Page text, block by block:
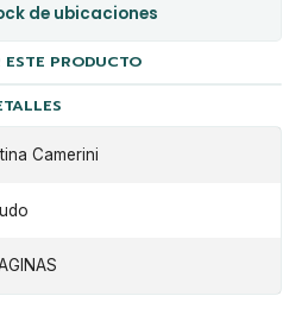
de ubicaciones
PRODUCTO
Camerini